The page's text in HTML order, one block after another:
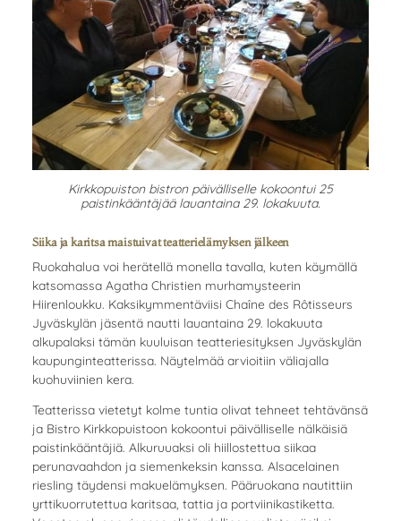
Kirkkopuiston bistron päivälliselle kokoontui 25
paistinkääntäjää lauantaina 29. lokakuuta.
Siika ja karitsa maistuivat teatterielämyksen jälkeen
Ruokahalua voi herätellä monella tavalla, kuten käymällä
katsomassa Agatha Christien murhamysteerin
Hiirenloukku. Kaksikymmentäviisi Chaîne des Rôtisseurs
Jyväskylän jäsentä nautti lauantaina 29. lokakuuta
alkupalaksi tämän kuuluisan teatteriesityksen Jyväskylän
kaupunginteatterissa. Näytelmää arvioitiin väliajalla
kuohuviinien kera.
Teatterissa vietetyt kolme tuntia olivat tehneet tehtävänsä
ja Bistro Kirkkopuistoon kokoontui päivälliselle nälkäisiä
paistinkääntäjiä. Alkuruuaksi oli hiillostettua siikaa
perunavaahdon ja siemenkeksin kanssa. Alsacelainen
riesling täydensi makuelämyksen. Pääruokana nautittiin
yrttikuorrutettua karitsaa, tattia ja portviinikastiketta.